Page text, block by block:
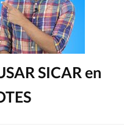
SICAR en